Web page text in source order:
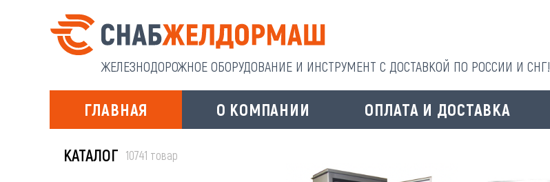
ЖЕЛЕЗНОДОРОЖНОЕ ОБОРУДОВАНИЕ И ИНСТРУМЕНТ С ДОСТАВКОЙ ПО РОССИИ И СНГ!
ГЛАВНАЯ О КОМПАНИИ ОПЛАТА И ДОСТАВКА
КАТАЛОГ 10741 товар